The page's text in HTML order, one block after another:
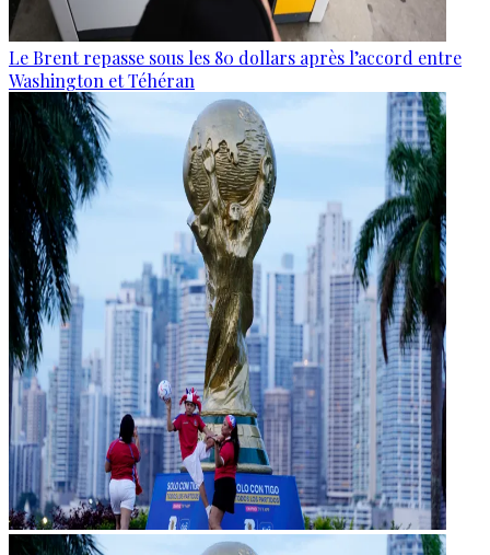
Le Brent repasse sous les 80 dollars après l’accord entre
Washington et Téhéran